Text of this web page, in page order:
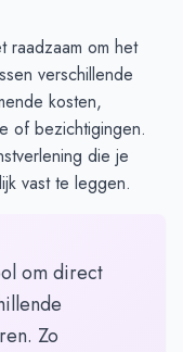
raadzaam om het
verschillende
kosten,
of bezichtigingen.
die je
vast te leggen.
om direct
Zo